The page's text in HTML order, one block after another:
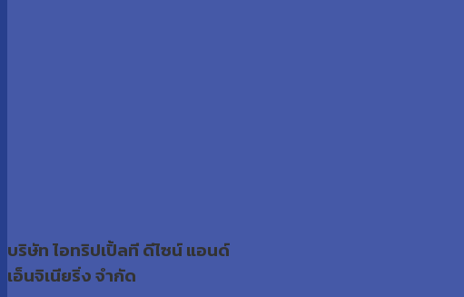
บริษัท ไอทริปเปิ้ลที ดีไซน์ แอนด์
เอ็นจิเนียริ่ง จำกัด